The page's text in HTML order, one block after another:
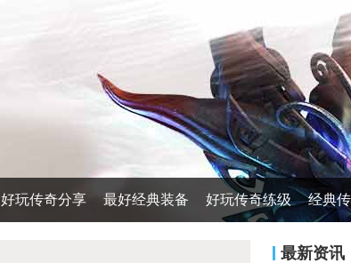
好玩传奇分享 最好经典装备 好玩传奇练级 经典
最新资讯